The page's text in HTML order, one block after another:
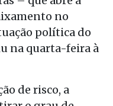
no
política do
na quarta-feira à
de risco, a